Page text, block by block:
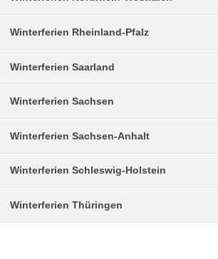
Winterferien Rheinland-Pfalz
Winterferien Saarland
Winterferien Sachsen
Winterferien Sachsen-Anhalt
Winterferien Schleswig-Holstein
Winterferien Thüringen